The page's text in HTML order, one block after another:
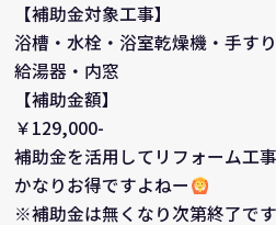
【補助金対象工事】
浴槽・水栓・浴室乾燥機・手す
給湯器・内窓
【補助金額】
￥129,000-
補助金を活用してリフォーム工
かなりお得ですよねー
※補助金は無くなり次第終了です